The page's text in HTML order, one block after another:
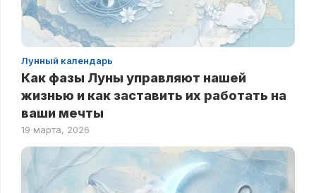
Лунный календарь
Как фазы Луны управляют нашей
жизнью и как заставить их работать на
ваши мечты
19 марта, 2026